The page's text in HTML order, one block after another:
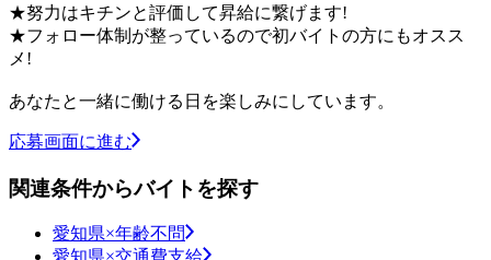
★努力はキチンと評価して昇給に繋げます!
★フォロー体制が整っているので初バイトの方にもオスス
メ!
あなたと一緒に働ける日を楽しみにしています。
応募画面に進む
関連条件からバイトを探す
愛知県×年齢不問